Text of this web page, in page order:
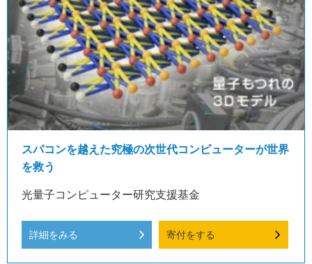
スパコンを越えた究極の次世代コンピューターが世界
を救う
光量子コンピューター研究支援基金
詳細をみる 寄付をする